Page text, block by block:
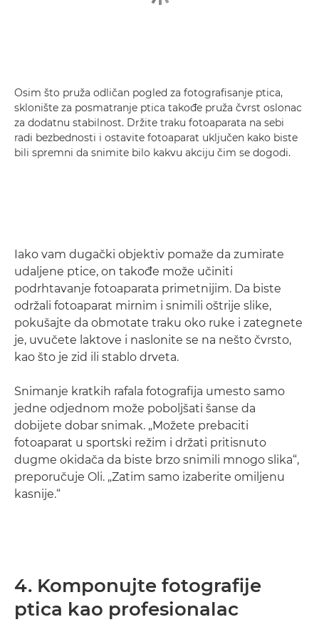
Osim što pruža odličan pogled za fotografisanje ptica,
sklonište za posmatranje ptica takođe pruža čvrst oslonac
za dodatnu stabilnost. Držite traku fotoaparata na sebi
radi bezbednosti i ostavite fotoaparat uključen kako biste
bili spremni da snimite bilo kakvu akciju čim se dogodi.
Iako vam dugački objektiv pomaže da zumirate
udaljene ptice, on takođe može učiniti
podrhtavanje fotoaparata primetnijim. Da biste
održali fotoaparat mirnim i snimili oštrije slike,
pokušajte da obmotate traku oko ruke i zategnete
je, uvučete laktove i naslonite se na nešto čvrsto,
kao što je zid ili stablo drveta.
Snimanje kratkih rafala fotografija umesto samo
jedne odjednom može poboljšati šanse da
dobijete dobar snimak. „Možete prebaciti
fotoaparat u sportski režim i držati pritisnuto
dugme okidača da biste brzo snimili mnogo slika“,
preporučuje Oli. „Zatim samo izaberite omiljenu
kasnije.“
4. Komponujte fotografije
ptica kao profesionalac